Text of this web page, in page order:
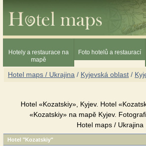
Hotely a restaurace na
mapě
Foto hotelů a restaurací
Hotel maps / Ukrajina / Kyjevská oblast /
Hotel «Kozatskiy», Kyjev. Hotel
«Kozatskiy» na mapě Kyjev.
Hotel maps / Ukrajina
Hotel "Kozatskiy"